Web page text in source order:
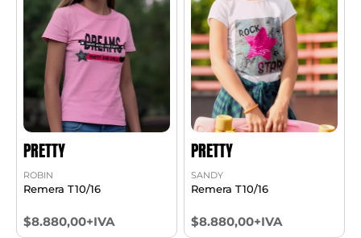
PRETTY
ROBIN
Remera T10/16
$8.880,00+IVA
PRETTY
SANDY
Remera T10/16
$8.880,00+IVA